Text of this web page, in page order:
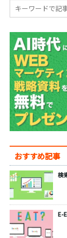
おすすめ記事
検
E-